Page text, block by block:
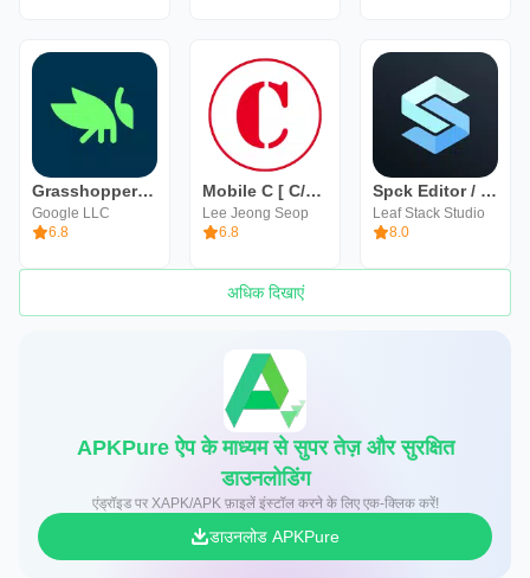
Grasshopper: Learn to Code
Google LLC
6.8
Mobile C [ C/C++ Compiler ]
Lee Jeong Seop
6.8
Spck Editor / Git Client
Leaf Stack Studio
8.0
अधिक दिखाएं
APKPure ऐप के माध्यम से सुपर तेज़ और सुरक्षित
डाउनलोडिंग
एंड्रॉइड पर XAPK/APK फ़ाइलें इंस्टॉल करने के लिए एक-क्लिक करें!
डाउनलोड APKPure